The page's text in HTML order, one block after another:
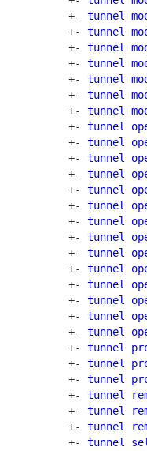
         +-
tunnel
         +-
tunnel
         +-
tunnel
         +-
tunnel
         +-
tunnel
         +-
tunnel
         +-
tunnel
         +-
tunnel
         +-
tunnel
         +-
tunnel
         +-
tunnel
         +-
tunnel
         +-
tunnel
         +-
tunnel
         +-
tunnel
         +-
tunnel
         +-
tunnel
         +-
tunnel
         +-
tunnel
         +-
tunnel
         +-
tunnel
         +-
tunnel
         +-
tunnel
         +-
tunnel
         +-
tunnel
         +-
tunnel
         +-
tunnel
         +-
tunnel